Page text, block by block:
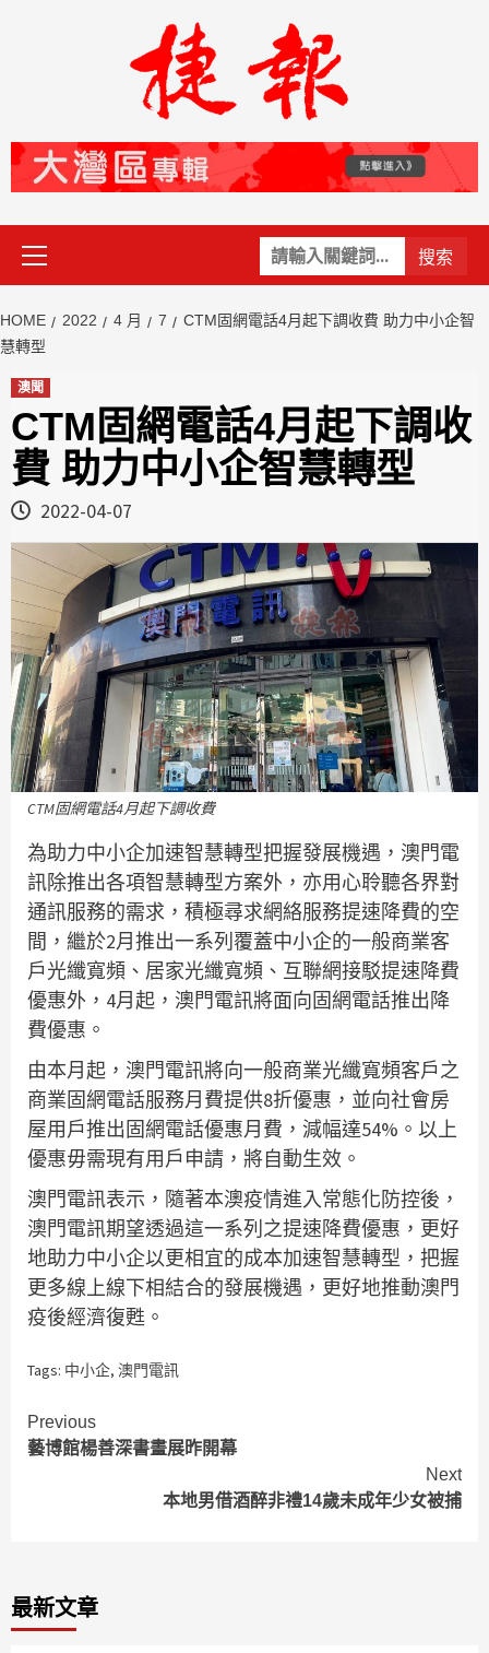
關
鍵
Primary
Menu
HOME 2022 4 月 7
CTM固網電話4月起下調收費 助力中小企智
慧轉型
澳聞
CTM固網電話4月起下調收
費 助力中小企智慧轉型
2022-04-07
CTM固網電話4月起下調收費
為助力中小企加速智慧轉型把握發展機遇，澳門電
訊除推出各項智慧轉型方案外，亦用心聆聽各界對
通訊服務的需求，積極尋求網絡服務提速降費的空
間，繼於2月推出一系列覆蓋中小企的一般商業客
戶光纖寬頻、居家光纖寬頻、互聯網接駁提速降費
優惠外，4月起，澳門電訊將面向固網電話推出降
費優惠。
由本月起，澳門電訊將向一般商業光纖寬頻客戶之
商業固網電話服務月費提供8折優惠，並向社會房
屋用戶推出固網電話優惠月費，減幅達54%。以上
優惠毋需現有用戶申請，將自動生效。
澳門電訊表示，隨著本澳疫情進入常態化防控後，
澳門電訊期望透過這一系列之提速降費優惠，更好
地助力中小企以更相宜的成本加速智慧轉型，把握
更多線上線下相結合的發展機遇，更好地推動澳門
疫後經濟復甦。
Tags: 中小企, 澳門電訊
Continue
Reading
Previous
藝博館楊善深書畫展昨開幕
Next
本地男借酒醉非禮14歲未成年少女被捕
最新文章